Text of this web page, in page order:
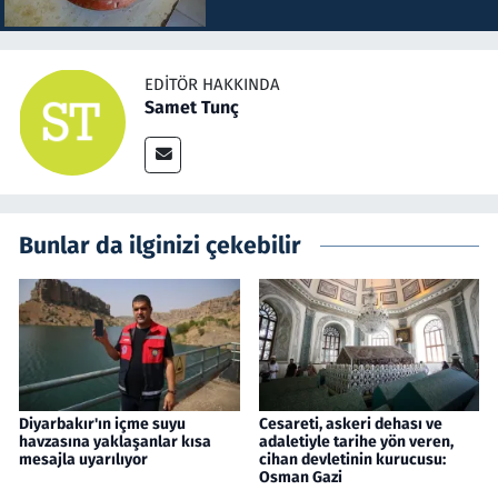
EDITÖR HAKKINDA
Samet Tunç
Bunlar da ilginizi çekebilir
Diyarbakır'ın içme suyu
havzasına yaklaşanlar kısa
mesajla uyarılıyor
Cesareti, askeri dehası ve
adaletiyle tarihe yön veren,
cihan devletinin kurucusu:
Osman Gazi